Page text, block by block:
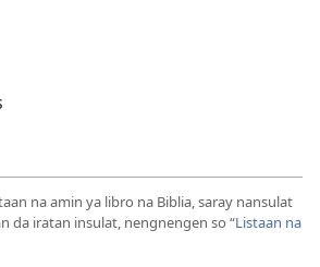
na amin ya libro na Biblia, saray nansulat
da iratan insulat, nengnengen so “Listaan na